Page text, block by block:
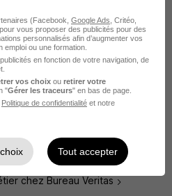
Veritas
Veritas
Veritas
Veritas
chez Bureau Veritas
(Facebook, Google Ads , Critéo,
vous proposer des publicités pour des
personnalisés afin d’augmenter vos
ou une formation.
en fonction de votre navigation, de
vos choix ou retirer votre
"Gérer les traceurs" en bas de page.
Politique de confidentialité et notre
Tout accepter